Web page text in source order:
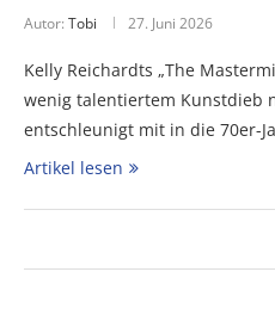
Autor: Tobi 27. Juni 2026
Kelly Reichardts „The
wenig talentiertem Kunstdieb
entschleunigt mit in die 70er-
Artikel lesen